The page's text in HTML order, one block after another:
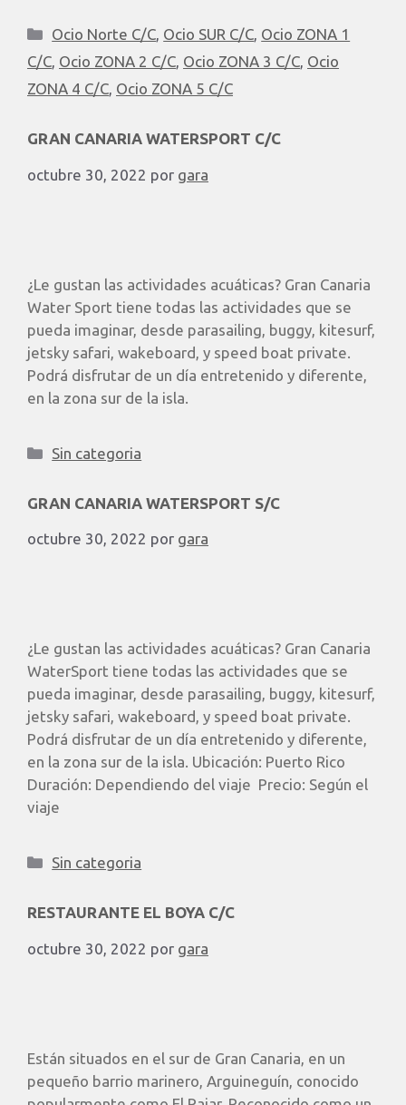
Ocio Norte C/C, Ocio SUR C/C, Ocio ZONA 1
C/C, Ocio ZONA 2 C/C, Ocio ZONA 3 C/C, Ocio
ZONA 4 C/C, Ocio ZONA 5 C/C
GRAN CANARIA WATERSPORT C/C
octubre 30, 2022 por gara
¿Le gustan las actividades acuáticas? Gran Canaria
Water Sport tiene todas las actividades que se
pueda imaginar, desde parasailing, buggy, kitesurf,
jetsky safari, wakeboard, y speed boat private.
Podrá disfrutar de un día entretenido y diferente,
en la zona sur de la isla.
Sin categoria
GRAN CANARIA WATERSPORT S/C
octubre 30, 2022 por gara
¿Le gustan las actividades acuáticas? Gran Canaria
WaterSport tiene todas las actividades que se
pueda imaginar, desde parasailing, buggy, kitesurf,
jetsky safari, wakeboard, y speed boat private.
Podrá disfrutar de un día entretenido y diferente,
en la zona sur de la isla. Ubicación: Puerto Rico
Duración: Dependiendo del viaje Precio: Según el
viaje
Sin categoria
RESTAURANTE EL BOYA C/C
octubre 30, 2022 por gara
Están situados en el sur de Gran Canaria, en un
pequeño barrio marinero, Arguineguín, conocido